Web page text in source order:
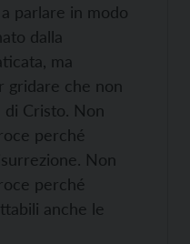
parlare in modo
dalla
ma
gridare che non
di Cristo. Non
perché
Non
perché
anche le